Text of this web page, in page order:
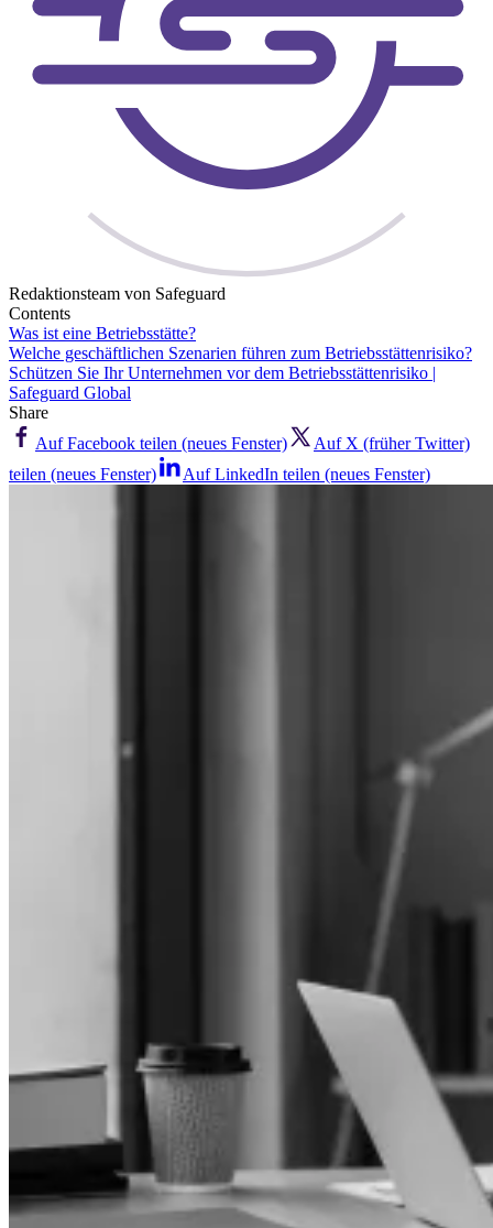
Redaktionsteam von Safeguard
Contents
Was ist eine Betriebsstätte?
Welche geschäftlichen Szenarien führen zum Betriebsstättenrisiko?
Schützen Sie Ihr Unternehmen vor dem Betriebsstättenrisiko |
Safeguard Global
Share
Auf Facebook teilen (neues Fenster)
Auf X (früher Twitter)
teilen (neues Fenster)
Auf LinkedIn teilen (neues Fenster)